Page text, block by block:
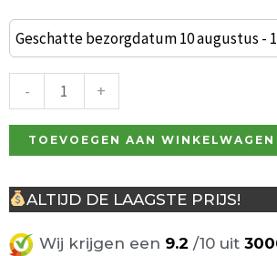
Geschatte bezorgdatum 10 augustus -
-
van
2
Barkrukken
Wit
aantal
+
TOEVOEGEN AAN WINKELWAGEN
ALTIJD DE LAAGSTE PRIJS!
Wij krijgen een 9.2 /10 uit